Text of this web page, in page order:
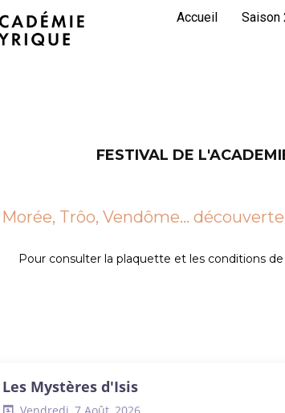
Accueil Saison
FESTIVAL DE
Trôo, Vendôme…
Pour consulter la plaquette et les conditions
Les Mystères d'Isis